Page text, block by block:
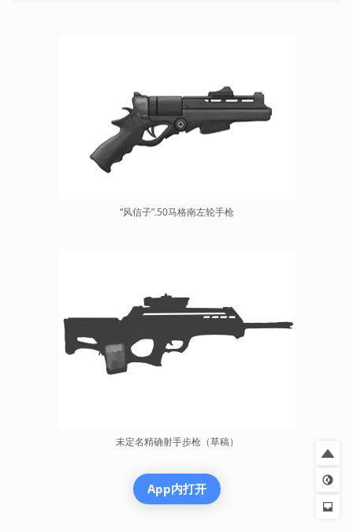
“风信子”.50马格南左轮手枪
未定名精确射手步枪（草稿）
App内打开